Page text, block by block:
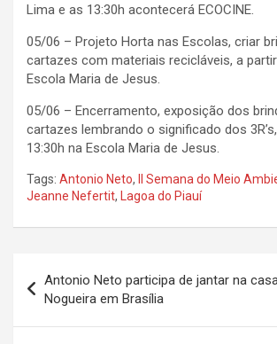
Lima e as 13:30h acontecerá ECOCINE.
05/06 – Projeto Horta nas Escolas, criar
cartazes com materiais recicláveis, a
Escola Maria de Jesus.
05/06 – Encerramento, exposição dos
cartazes lembrando o significado dos
13:30h na Escola Maria de Jesus.
Tags: Antonio Neto, II Semana do Meio
Jeanne Nefertit, Lagoa do Piauí
de
Post
Antonio Neto participa de jantar na
Nogueira em Brasília